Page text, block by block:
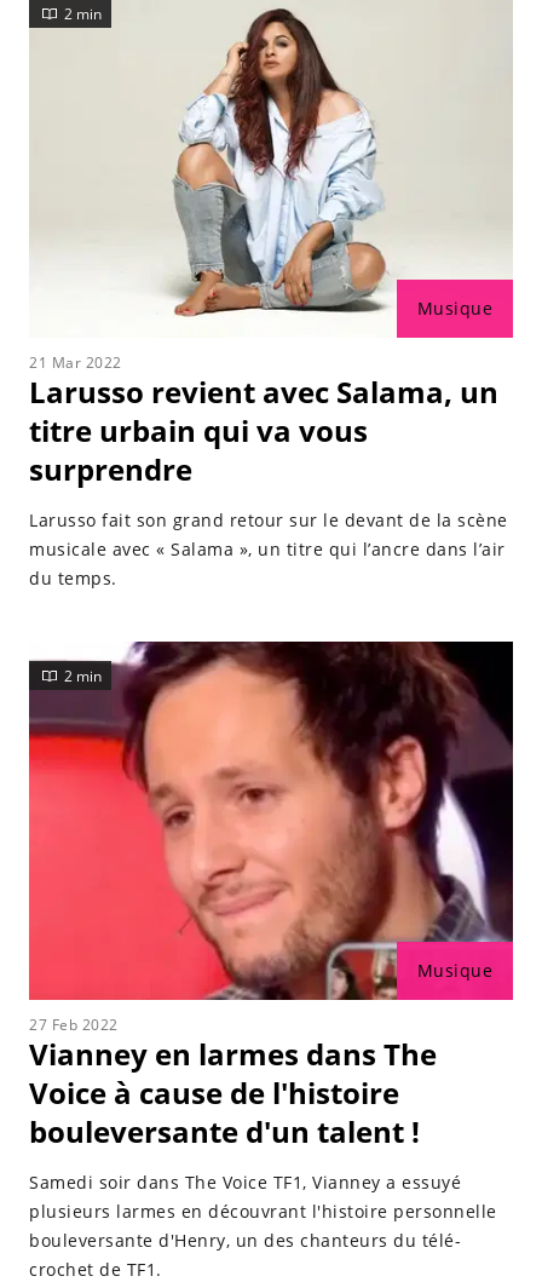
Musique
2 min
21 Mar 2022
Larusso revient avec Salama, un
titre urbain qui va vous
surprendre
Larusso fait son grand retour sur le devant de la scène
musicale avec « Salama », un titre qui l’ancre dans l’air
du temps.
Musique
2 min
27 Feb 2022
Vianney en larmes dans The
Voice à cause de l'histoire
bouleversante d'un talent !
Samedi soir dans The Voice TF1, Vianney a essuyé
plusieurs larmes en découvrant l'histoire personnelle
bouleversante d'Henry, un des chanteurs du télé-
crochet de TF1.